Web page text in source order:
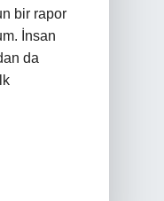
bir rapor
İnsan
da